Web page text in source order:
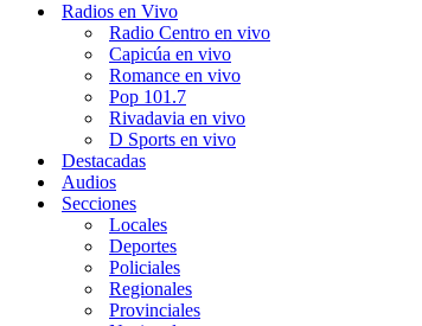
Radios en Vivo
Radio Centro en vivo
Capicúa en vivo
Romance en vivo
Pop 101.7
Rivadavia en vivo
D Sports en vivo
Destacadas
Audios
Secciones
Locales
Deportes
Policiales
Regionales
Provinciales